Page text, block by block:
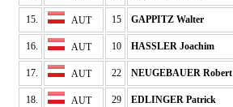
15. AUT 15 GAPPITZ Walter
16. AUT 10 HASSLER Joachim
17. AUT 22 NEUGEBAUER Robert
18. AUT 29 EDLINGER Patrick